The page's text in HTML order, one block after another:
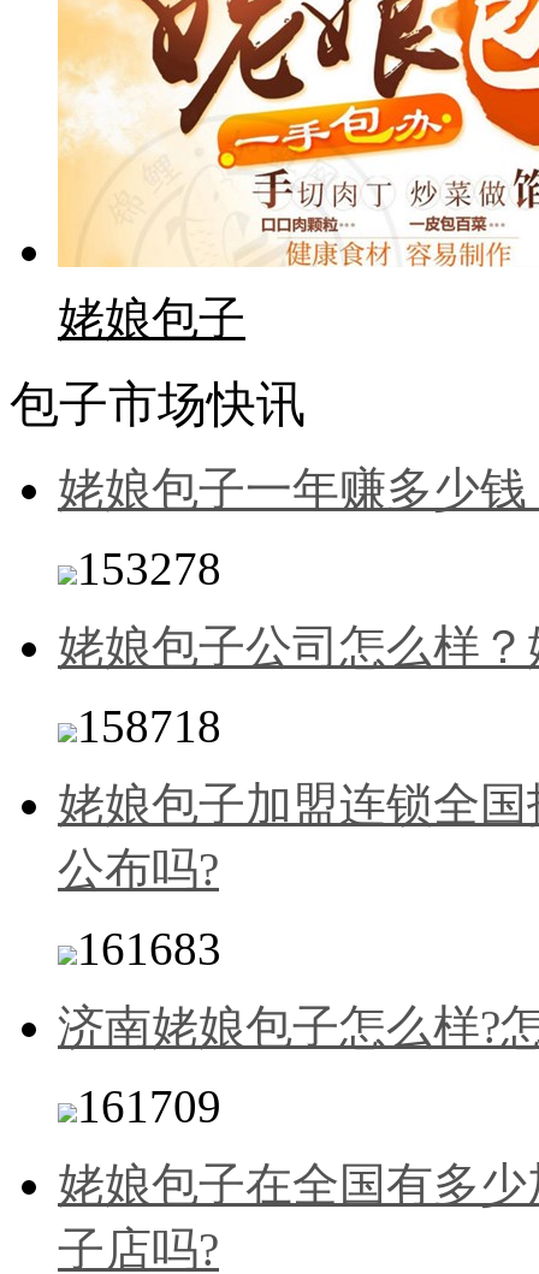
姥娘包子
包子市场快讯
姥娘包子一年赚多少
153278
姥娘包子公司怎么样
158718
姥娘包子加盟连锁全
公布吗?
161683
济南姥娘包子怎么样?
161709
姥娘包子在全国有多
子店吗?